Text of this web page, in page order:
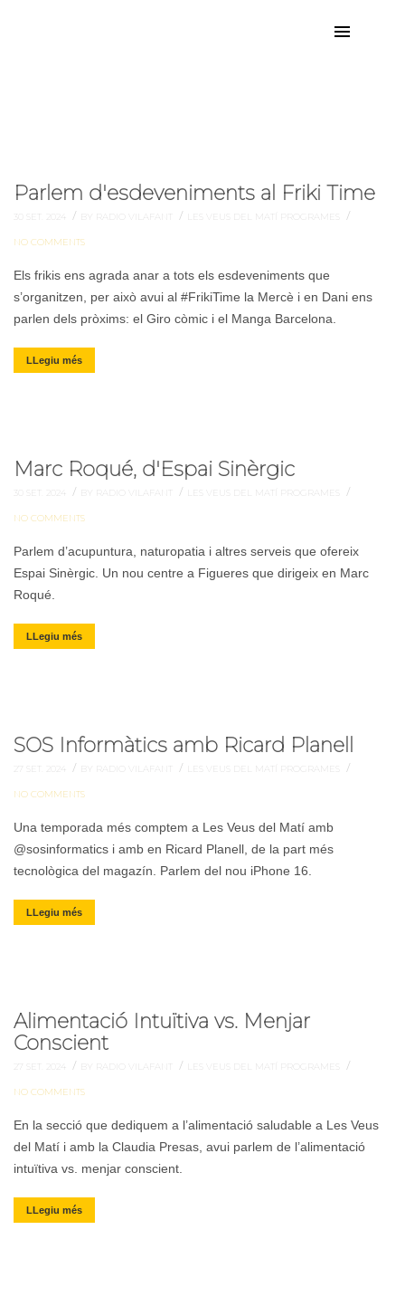
Parlem d'esdeveniments al Friki Time
30 SET. 2024 / BY RADIO VILAFANT / LES VEUS DEL MATÍ PROGRAMES /
NO COMMENTS
Els frikis ens agrada anar a tots els esdeveniments que
s’organitzen, per això avui al #FrikiTime la Mercè i en Dani ens
parlen dels pròxims: el Giro còmic i el Manga Barcelona.
LLegiu més
Marc Roqué, d'Espai Sinèrgic
30 SET. 2024 / BY RADIO VILAFANT / LES VEUS DEL MATÍ PROGRAMES /
NO COMMENTS
Parlem d’acupuntura, naturopatia i altres serveis que ofereix
Espai Sinèrgic. Un nou centre a Figueres que dirigeix en Marc
Roqué.
LLegiu més
SOS Informàtics amb Ricard Planell
27 SET. 2024 / BY RADIO VILAFANT / LES VEUS DEL MATÍ PROGRAMES /
NO COMMENTS
Una temporada més comptem a Les Veus del Matí amb
@sosinformatics i amb en Ricard Planell, de la part més
tecnològica del magazín. Parlem del nou iPhone 16.
LLegiu més
Alimentació Intuïtiva vs. Menjar
Conscient
27 SET. 2024 / BY RADIO VILAFANT / LES VEUS DEL MATÍ PROGRAMES /
NO COMMENTS
En la secció que dediquem a l’alimentació saludable a Les Veus
del Matí i amb la Claudia Presas, avui parlem de l’alimentació
intuïtiva vs. menjar conscient.
LLegiu més